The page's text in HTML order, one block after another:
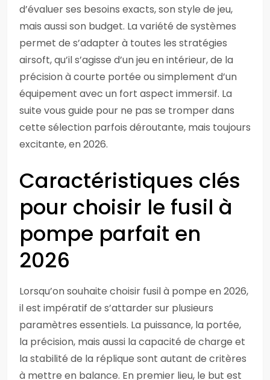
d’évaluer ses besoins exacts, son style de jeu,
mais aussi son budget. La variété de systèmes
permet de s’adapter à toutes les stratégies
airsoft, qu’il s’agisse d’un jeu en intérieur, de la
précision à courte portée ou simplement d’un
équipement avec un fort aspect immersif. La
suite vous guide pour ne pas se tromper dans
cette sélection parfois déroutante, mais toujours
excitante, en 2026.
Caractéristiques clés
pour choisir le fusil à
pompe parfait en
2026
Lorsqu’on souhaite choisir fusil à pompe en 2026,
il est impératif de s’attarder sur plusieurs
paramètres essentiels. La puissance, la portée,
la précision, mais aussi la capacité de charge et
la stabilité de la réplique sont autant de critères
à mettre en balance. En premier lieu, le but est